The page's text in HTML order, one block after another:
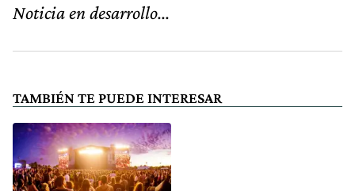
Noticia en desarrollo...
TAMBIÉN TE PUEDE INTERESAR